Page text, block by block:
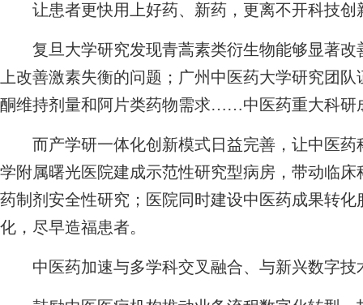
让患者更快用上好药、新药，更离不开科技创
复旦大学研究发现青蒿素类衍生物能够显著改
上改善激素失衡的问题；广州中医药大学研究团
酮维持剂量和阿片类药物需求……中医药重大科研
而产学研一体化创新模式日益完善，让中医药
学附属曙光医院建成示范性研究型病房，带动临
药制剂安全性研究；医院同时建设中医药成果转
化，尽早造福患者。
中医药加速与多学科交叉融合、与新兴数字技